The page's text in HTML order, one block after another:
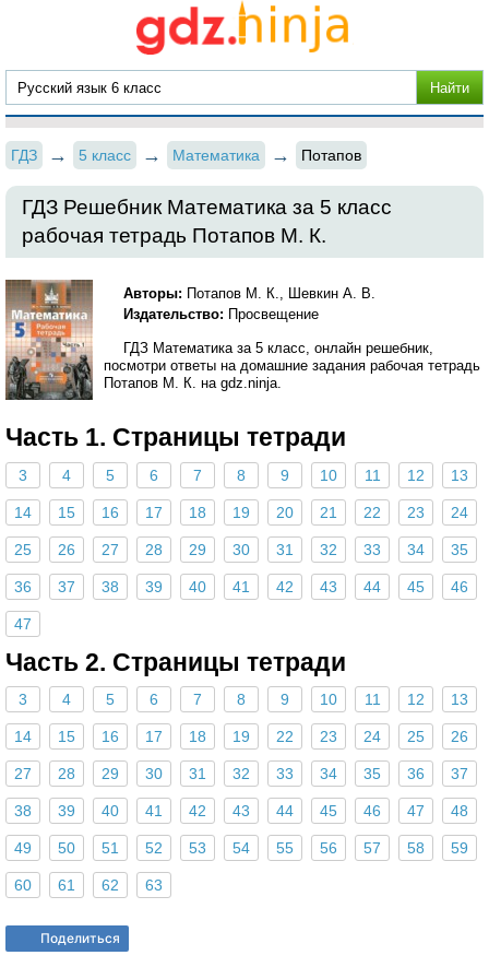
ГДЗ 5 класс Математика Потапов
ГДЗ Решебник Математика за 5 класс
рабочая тетрадь Потапов М. К.
Авторы: Потапов М. К., Шевкин А. В.
Издательство: Просвещение
ГДЗ Математика за 5 класс, онлайн решебник,
посмотри ответы на домашние задания рабочая тетрадь
Потапов М. К. на gdz.ninja.
Часть 1. Страницы тетради
3 4 5 6 7 8 9 10 11 12 13
14 15 16 17 18 19 20 21 22 23 24
25 26 27 28 29 30 31 32 33 34 35
36 37 38 39 40 41 42 43 44 45 46
47
Часть 2. Страницы тетради
3 4 5 6 7 8 9 10 11 12 13
14 15 16 17 18 19 22 23 24 25 26
27 28 29 30 31 32 33 34 35 36 37
38 39 40 41 42 43 44 45 46 47 48
49 50 51 52 53 54 55 56 57 58 59
60 61 62 63
Поделиться